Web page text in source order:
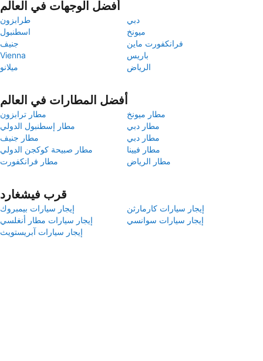
أفضل الوجهات في العالم
طرابزون
دبي
اسطنبول
ميونخ
جنيف
فرانكفورت ماين
Vienna
باريس
ميلانو
الرياض
أفضل المطارات في العالم
مطار ترابزون
مطار ميونخ
مطار إسطنبول الدولي
مطار دبي
مطار جنيف
مطار دبي
مطار صبيحة كوكجن الدولي
مطار فيينا
مطار فرانكفورت
مطار الرياض
قرب فيشغارد
إيجار سيارات بيمبروك
إيجار سيارات كارمارثن
إيجار سيارات مطار أنغلسي
إيجار سيارات سوانسي
إيجار سيارات آبريستويث